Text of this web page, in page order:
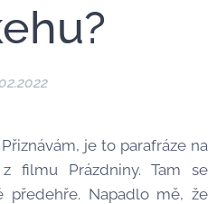
je to parafráze na
filmu Prázdniny. Tam se
Napadlo mě, že